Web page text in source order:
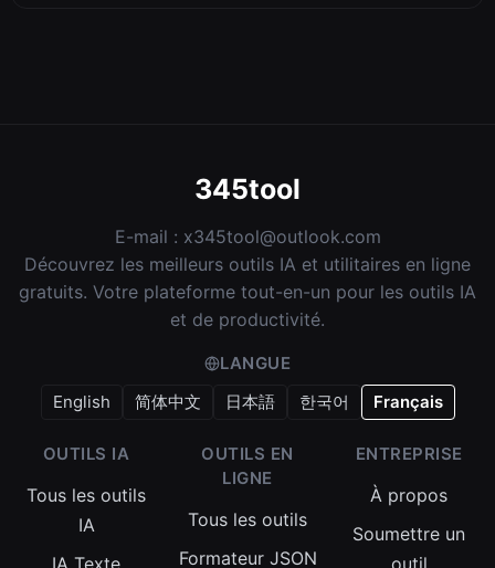
345tool
E-mail : x345tool@outlook.com
Découvrez les meilleurs outils IA et utilitaires en ligne
gratuits. Votre plateforme tout-en-un pour les outils IA
et de productivité.
LANGUE
English
简体中文 日本語 한국어 Français
OUTILS IA
Tous les outils
IA
IA Texte
OUTILS EN
LIGNE
Tous les outils
Formateur JSON
ENTREPRISE
À propos
Soumettre un
outil